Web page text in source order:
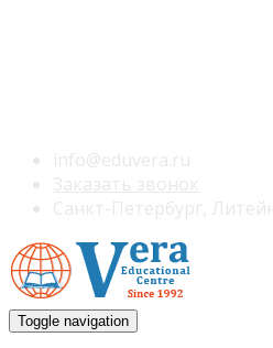
Toggle navigation